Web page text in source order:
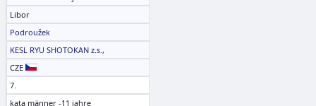
Libor
Podroužek
KESL RYU SHOTOKAN z.s.,
CZE
7.
kata männer -11 jahre